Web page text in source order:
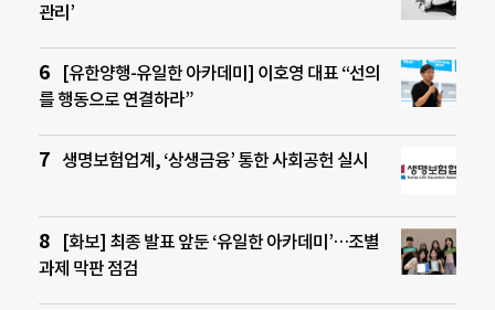
관리’
[유한양행-유일한 아카데미] 이호영 대표 “선의
를 행동으로 연결하라”
생명보험업계, ‘상생금융’ 통한 사회공헌 실시
[화보] 최종 발표 앞둔 ‘유일한 아카데미’…조별
과제 막판 점검